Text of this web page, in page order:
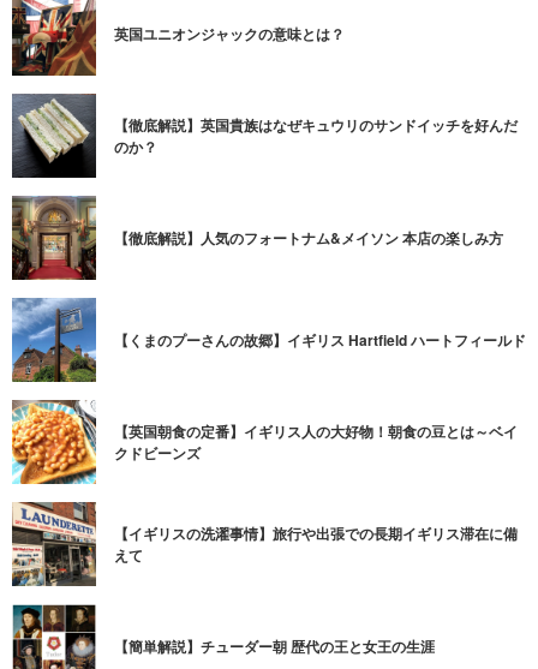
英国ユニオンジャックの意味とは？
【徹底解説】英国貴族はなぜキュウリのサンドイッチを好んだ
のか？
【徹底解説】人気のフォートナム&メイソン 本店の楽しみ方
【くまのプーさんの故郷】イギリス Hartfield ハートフィールド
【英国朝食の定番】イギリス人の大好物！朝食の豆とは～ベイ
クドビーンズ
【イギリスの洗濯事情】旅行や出張での長期イギリス滞在に備
えて
【簡単解説】チューダー朝 歴代の王と女王の生涯